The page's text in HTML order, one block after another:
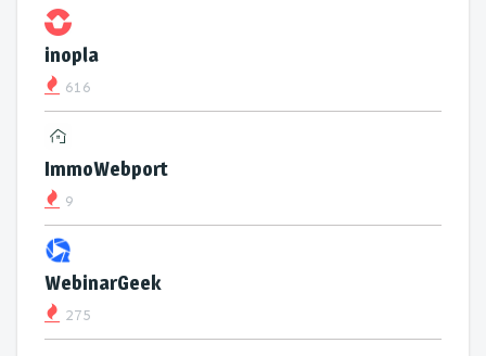
inopla
616
ImmoWebport
9
WebinarGeek
275